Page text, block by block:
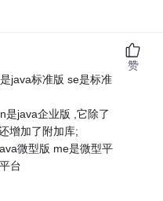
java标准版 se是标准
是java企业版 ,它除了
增加了附加库;
微型版 me是微型平
台
赞